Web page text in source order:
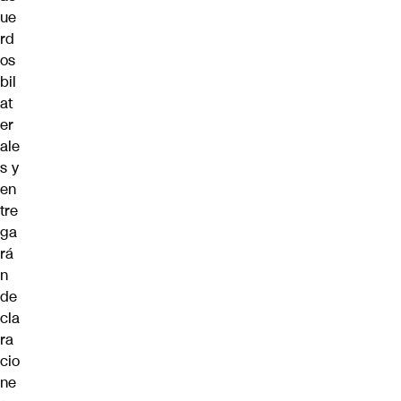
ue
rd
os
bil
at
er
ale
s y
en
tre
ga
rá
n
de
cla
ra
cio
ne